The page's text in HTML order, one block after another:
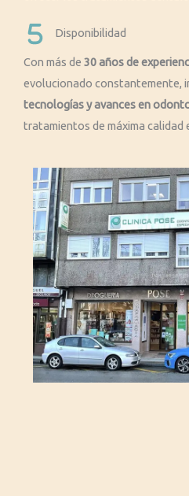
Disponibilidad
Con más de 30 años de
evolucionado constantemente,
tecnologías y avances en
tratamientos de máxima calidad